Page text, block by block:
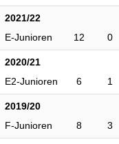
2021/22
E-Junioren
12 0
2020/21
E2-Junioren
6 1
2019/20
F-Junioren
8 3